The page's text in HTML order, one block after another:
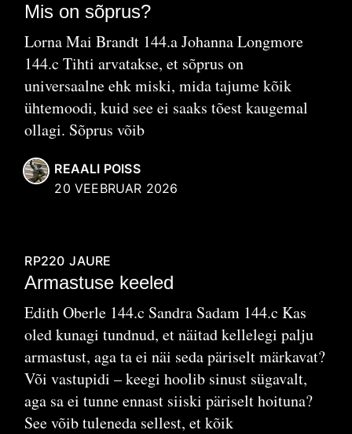
Mis on sõprus?
Lorna Mai Brandt 144.a Johanna Longmore
144.c Tihti arvatakse, et sõprus on
universaalne ehk miski, mida tajume kõik
ühtemoodi, kuid see ei saaks tõest kaugemal
ollagi. Sõprus võib
REAALI POISS
20 VEEBRUAR 2026
RP220 JAURE
Armastuse keeled
Edith Oberle 144.c Sandra Sadam 144.c Kas
oled kunagi tundnud, et näitad kellelegi palju
armastust, aga ta ei näi seda päriselt märkavat?
Või vastupidi – keegi hoolib sinust sügavalt,
aga sa ei tunne ennast siiski päriselt hoituna?
See võib tuleneda sellest, et kõik